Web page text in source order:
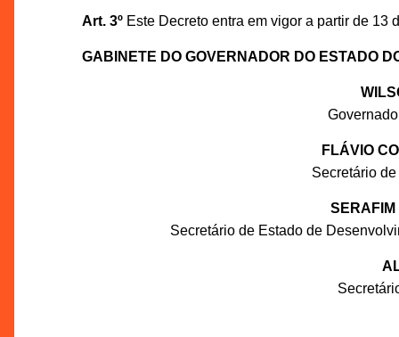
Art. 3ºEste Decreto entra em vigor a partir de 13
GABINETE DO GOVERNADOR DO ESTADO
FLÁVIO
Secretário
Secretário de Estado de